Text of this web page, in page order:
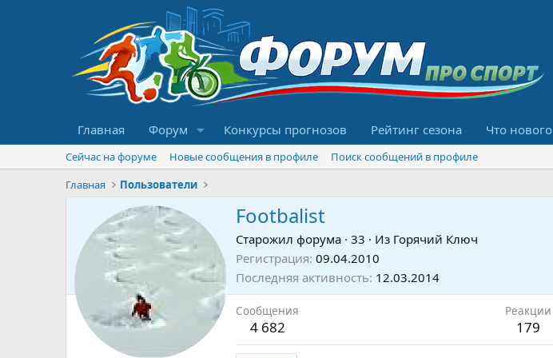
Главная Форум Конкурсы прогнозов Рейтинг сезона Что нового
Сейчас на форуме Новые сообщения в профиле
Поиск сообщений в профиле
Главная
Пользователи
Footbalist
Старожил форума · 33 · Из Горячий Ключ
Регистрация 09.04.2010
Последняя активность 12.03.2014
Сообщения
4 682
Реакции
179